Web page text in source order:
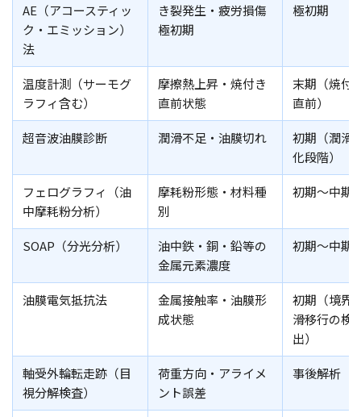
AE（アコースティッ
ク・エミッション）
法
き裂発生・疲労損傷
極初期
極初期
温度計測（サーモグ
ラフィ含む）
摩擦熱上昇・焼付き
直前状態
末期（焼付
直前）
超音波油膜診断 潤滑不足・油膜切れ
初期（潤滑
化段階）
フェログラフィ（油
中摩耗粉分析）
摩耗粉形態・材料種
別
初期〜中期
SOAP（分光分析）
油中鉄・銅・鉛等の
金属元素濃度
初期〜中期
油膜電気抵抗法
金属接触率・油膜形
成状態
初期（境界
滑移行の検
出）
軸受外輪転走跡（目
視分解検査）
荷重方向・アライメ
ント誤差
事後解析